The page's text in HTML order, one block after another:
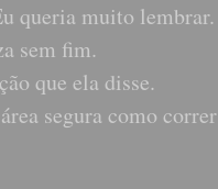
queria muito lembrar.
sem fim.
que ela disse.
segura como correr